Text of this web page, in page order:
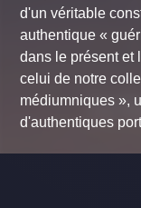
d'un véritable
authentique «
dans le présent et
celui de notre
médiumniques »,
d'authentiques